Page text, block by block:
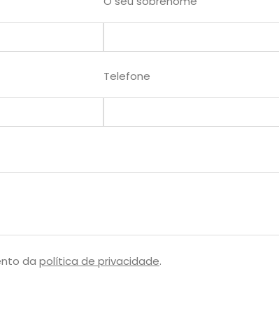
Telefone
da política de privacidade.